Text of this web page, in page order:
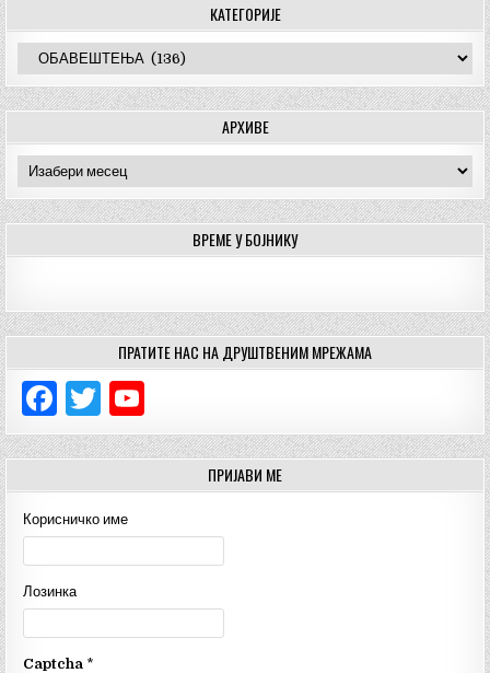
КАТЕГОРИЈЕ
Категорије
АРХИВЕ
Архиве
ВРЕМЕ У БОЈНИКУ
ПРАТИТЕ НАС НА ДРУШТВЕНИМ МРЕЖАМА
F
a
c
e
b
o
o
k
T
w
it
te
r
o
u
T
u
b
e
C
ПРИЈАВИ МЕ
Корисничко име
Лозинка
Captcha *